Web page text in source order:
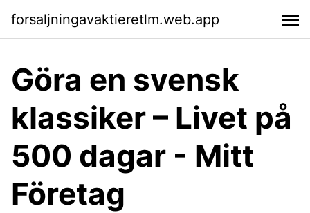
forsaljningavaktieretlm.web.app
Göra en svensk
klassiker – Livet på
500 dagar - Mitt
Företag